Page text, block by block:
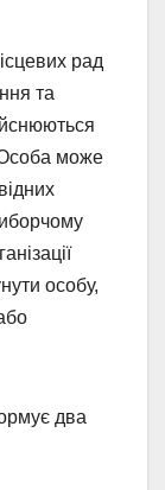
рад
та
Особа може
особу,
два